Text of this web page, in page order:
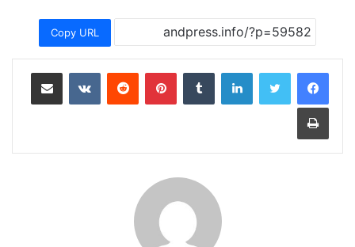
Copy URL
لينكدإن بينتيريست مشاركة عبر البريد
طباعة